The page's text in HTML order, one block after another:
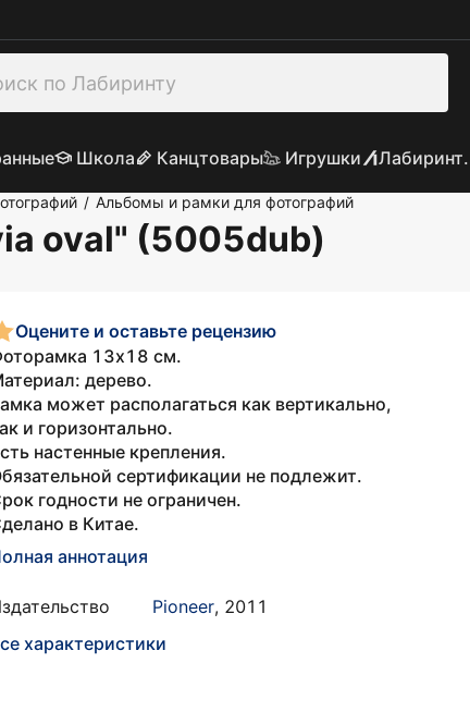
Школа Канцтовары Игрушки
/ Альбомы и рамки для фотографий
oval" (5005dub)
Оцените и оставьте рецензию
13х18 см.
дерево.
может располагаться как вертикально,
и горизонтально.
настенные крепления.
сертификации не подлежит.
годности не ограничен.
в Китае.
аннотация
Pioneer, 2011
характеристики